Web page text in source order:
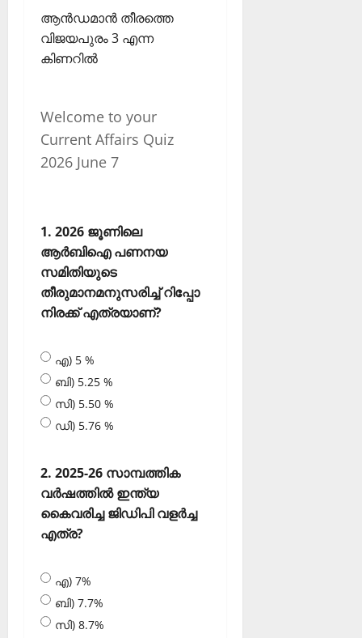
ആന്‍ഡമാന്‍ തീരത്തെ
വിജയപുരം 3 എന്ന
കിണറില്‍
Welcome to your
Current Affairs Quiz
2026 June 7
1. 2026 ജൂണിലെ
ആര്‍ബിഐ പണനയ
സമിതിയുടെ
തീരുമാനമനുസരിച്ച് റിപ്പോ
നിരക്ക് എത്രയാണ്?
എ) 5 %
ബി) 5.25 %
സി) 5.50 %
ഡി) 5.76 %
2. 2025-26 സാമ്പത്തിക
വര്‍ഷത്തില്‍ ഇന്ത്യ
കൈവരിച്ച ജിഡിപി വളര്‍ച്ച
എത്ര?
എ) 7%
ബി) 7.7%
സി) 8.7%